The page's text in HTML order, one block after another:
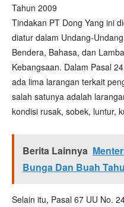
Tahun 2009
Tindakan PT Dong Yang ini
diatur dalam Undang-
Bendera, Bahasa, dan
Kebangsaan. Dalam Pasal
ada lima larangan terkait
salah satunya adalah
kondisi rusak, sobek, luntur,
Berita Lainnya
Bunga Dan Buah
Selain itu, Pasal 67 UU No.